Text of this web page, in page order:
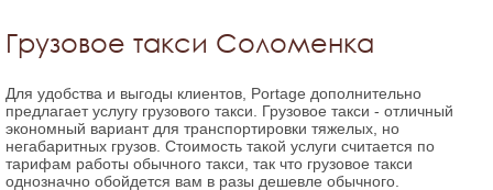
Грузовое такси Соломенка
Для удобства и выгоды клиентов, Portage дополнительно
предлагает услугу грузового такси. Грузовое такси - отличный
экономный вариант для транспортировки тяжелых, но
негабаритных грузов. Стоимость такой услуги считается по
тарифам работы обычного такси, так что грузовое такси
однозначно обойдется вам в разы дешевле обычного.